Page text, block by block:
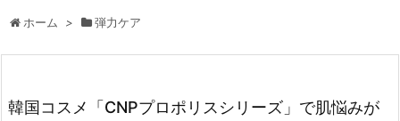
ホーム > 弾力ケア
韓国コスメ「CNPプロポリスシリーズ」で肌悩みが